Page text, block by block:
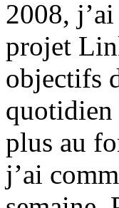
2008,
projet
objectifs
quotidien
plus au
j’ai